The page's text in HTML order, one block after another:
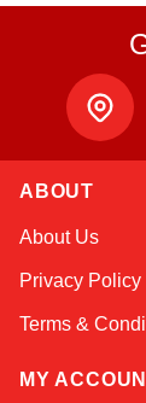
ABOUT
About Us
Privacy Policy
Terms &
MY